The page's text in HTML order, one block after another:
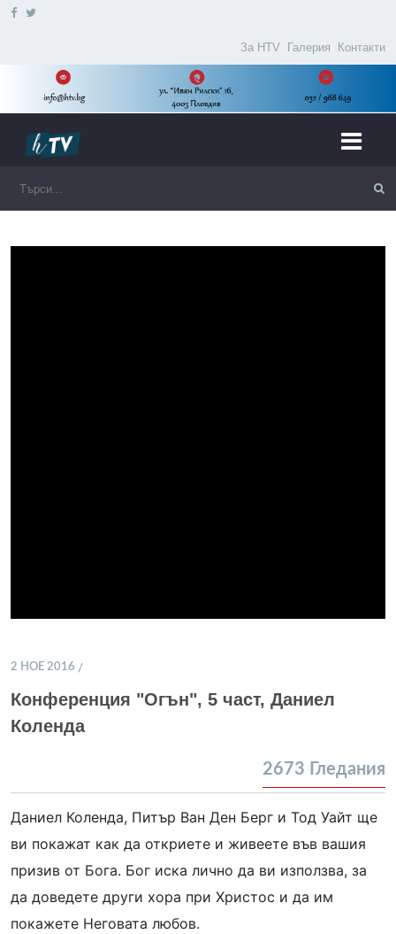
За HTV Галерия Контакти
2 НОЕ 2016
Конференция "Огън", 5 част, Даниел
Коленда
2673 Гледания
Даниел Коленда, Питър Ван Ден Берг и Тод Уайт ще
ви покажат как да откриете и живеете във вашия
призив от Бога. Бог иска лично да ви използва, за
да доведете други хора при Христос и да им
покажете Неговата любов.